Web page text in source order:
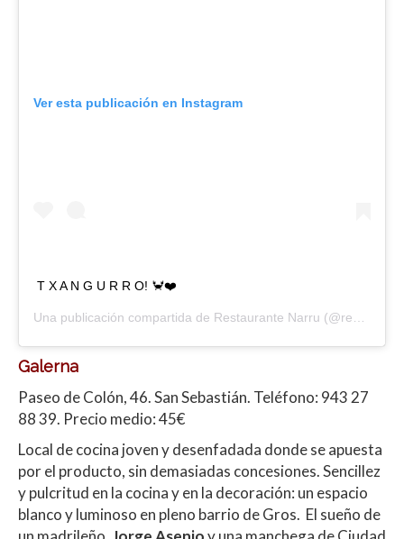
Ver esta publicación en Instagram
T X A N G U R R O! 🦀❤️
Una publicación compartida de Restaurante Narru (@restaurantenarru) el
Galerna
Paseo de Colón, 46. San Sebastián. Teléfono: 943 27
88 39. Precio medio: 45€
Local de cocina joven y desenfadada donde se apuesta
por el producto, sin demasiadas concesiones. Sencillez
y pulcritud en la cocina y en la decoración: un espacio
blanco y luminoso en pleno barrio de Gros. El sueño de